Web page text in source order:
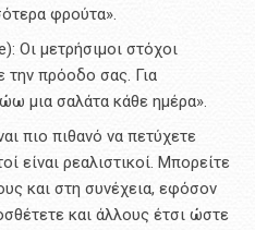
φρούτα».
Οι μετρήσιμοι στόχοι
την πρόοδο σας. Για
μια σαλάτα κάθε ημέρα».
πιο πιθανό να πετύχετε
είναι ρεαλιστικοί. Μπορείτε
και στη συνέχεια, εφόσον
και άλλους έτσι ώστε